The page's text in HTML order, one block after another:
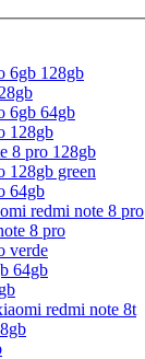
6gb 128gb
6gb 64gb
128gb
8 pro 128gb
128gb green
64gb
redmi note 8 pro
8 pro
verde
64gb
redmi note 8t